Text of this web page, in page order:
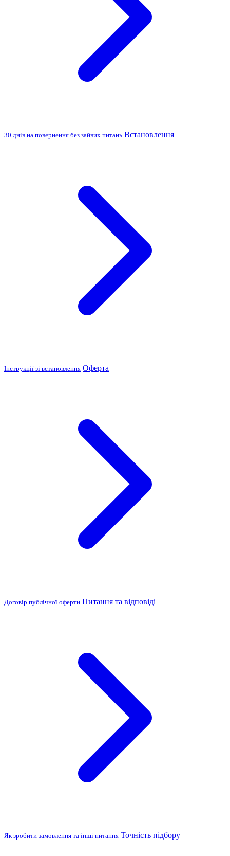
30 днів на повернення без зайвих питань Встановлення
Інструкції зі встановлення Оферта
Договір публічної оферти Питання та відповіді
Як зробити замовлення та інші питання Точність підбору